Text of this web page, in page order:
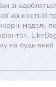
конкретної
моделі,
на будь-